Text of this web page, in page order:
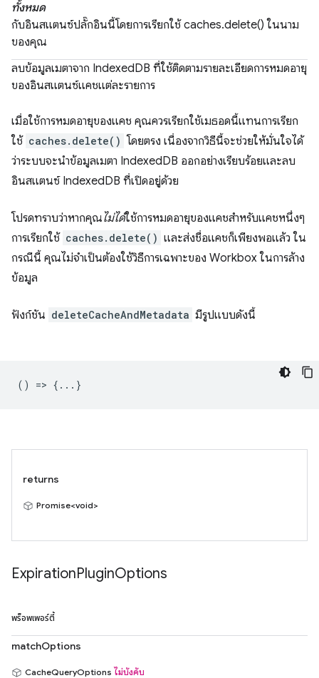
ทั้งหมด
กับอินสแตนซ์ปลั๊กอินนี้โดยการเรียกใช้ caches.delete() ในนาม
ของคุณ
ลบข้อมูลเมตาจาก IndexedDB ที่ใช้ติดตามรายละเอียดการหมดอายุ
ของอินสแตนซ์แคชแต่ละรายการ
เมื่อใช้การหมดอายุของแคช คุณควรเรียกใช้เมธอดนี้แทนการเรียก
ใช้ caches.delete() โดยตรง เนื่องจากวิธีนี้จะช่วยให้มั่นใจได้
ว่าระบบจะนำข้อมูลเมตา IndexedDB ออกอย่างเรียบร้อยและลบ
อินสแตนซ์ IndexedDB ที่เปิดอยู่ด้วย
โปรดทราบว่าหากคุณไม่ได้ใช้การหมดอายุของแคชสําหรับแคชหนึ่งๆ
การเรียกใช้ caches.delete() และส่งชื่อแคชก็เพียงพอแล้ว ใน
กรณีนี้ คุณไม่จำเป็นต้องใช้วิธีการเฉพาะของ Workbox ในการล้าง
ข้อมูล
ฟังก์ชัน deleteCacheAndMetadata มีรูปแบบดังนี้
() => {...}
returns
Promise<void>
ExpirationPluginOptions
พร็อพเพอร์ตี้
matchOptions
CacheQueryOptions ไม่บังคับ